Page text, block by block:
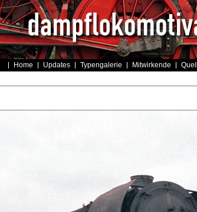
Home Updates Typengalerie Mitwirkende